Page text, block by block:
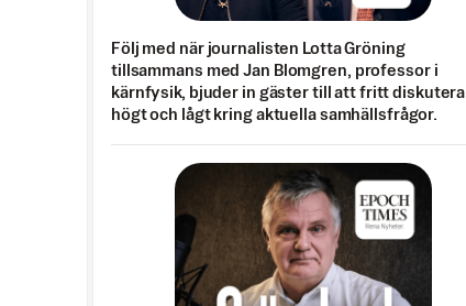
Följ med när journalisten Lotta Gröning
tillsammans med Jan Blomgren, professor i
kärnfysik, bjuder in gäster till att fritt diskutera
högt och lågt kring aktuella samhällsfrågor.